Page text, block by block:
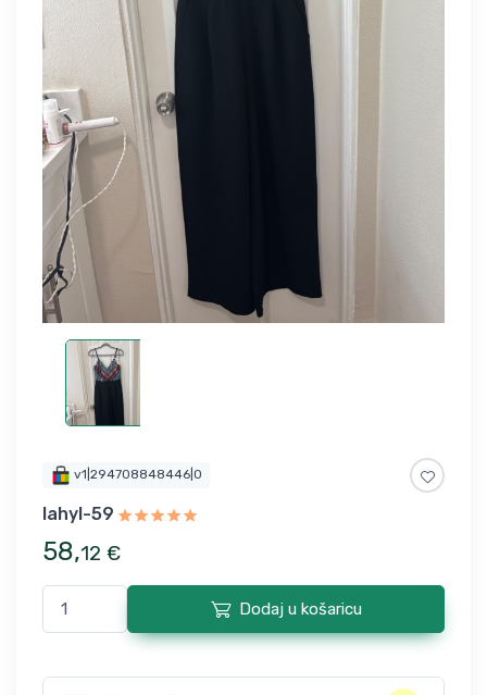
v1|294708848446|0
lahyl-59
58,12 €
Dodaj u košaricu